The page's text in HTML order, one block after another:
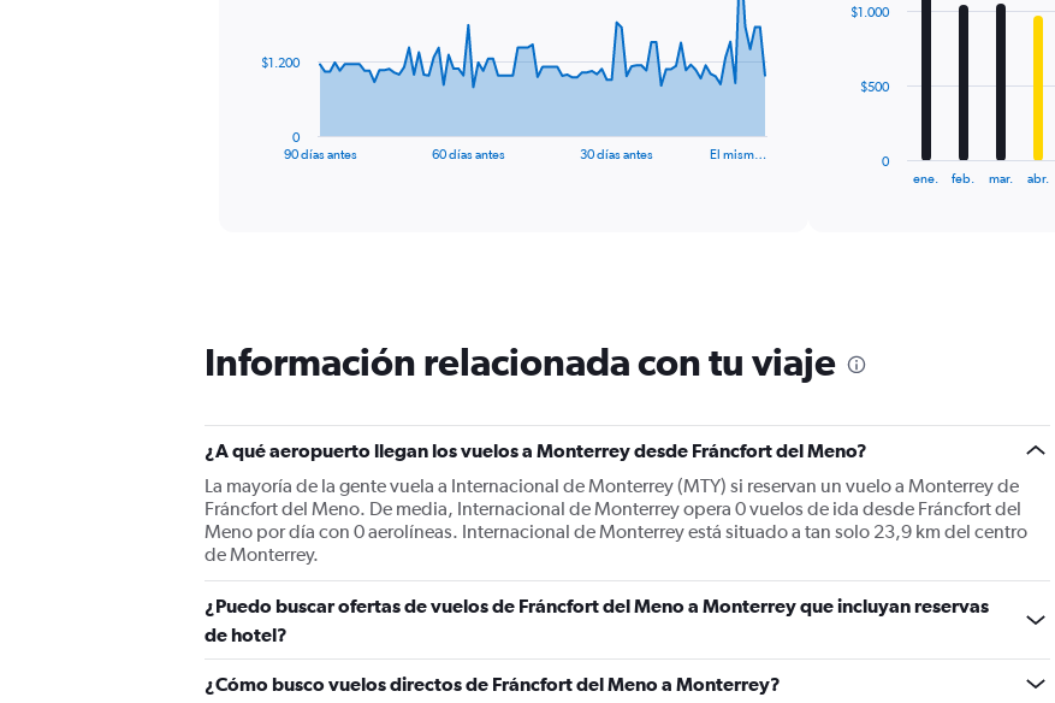
The
has
1
axis
displaying
Range:
0
to
3600.
90 días antes 60 días antes 30 días antes El mism…
0
$1.200
12
The
chart
Y
axis
displaying
values.
Range:
0
1500.
ene. feb. mar. abr.
0
$500
$1.000
Información relacionada con tu viaje
¿A qué aeropuerto llegan los vuelos a Monterrey desde Fráncfort del Meno?
La mayoría de la gente vuela a Internacional de Monterrey (MTY) si reservan un vuelo a Monterrey de
Fráncfort del Meno. De media, Internacional de Monterrey opera 0 vuelos de ida desde Fráncfort del
Meno por día con 0 aerolíneas. Internacional de Monterrey está situado a tan solo 23,9 km del centro
de Monterrey.
¿Puedo buscar ofertas de vuelos de Fráncfort del Meno a Monterrey que incluyan reservas
de hotel?
¿Cómo busco vuelos directos de Fráncfort del Meno a Monterrey?